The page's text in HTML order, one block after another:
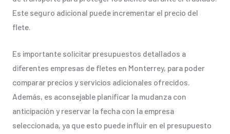
Este seguro adicional puede incrementar el precio del
flete.
Es importante solicitar presupuestos detallados a
diferentes empresas de fletes en Monterrey, para poder
comparar precios y servicios adicionales ofrecidos.
Además, es aconsejable planificar la mudanza con
anticipación y reservar la fecha con la empresa
seleccionada, ya que esto puede influir en el presupuesto